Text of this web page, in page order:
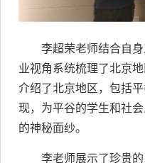
李超荣老师结合自
业视角系统梳理了北京
介绍了北京地区，包括
现，为平谷的学生和社
的神秘面纱。
李老师展示了珍贵